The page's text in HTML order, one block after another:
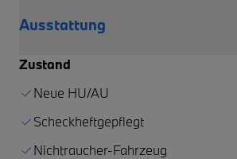
Ausstattung
Zustand
Neue HU/AU
Scheckheftgepflegt
Nichtraucher-Fahrzeug